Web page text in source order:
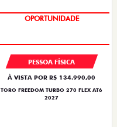
PESSOA FÍSICA
À VISTA POR R$ 134.990,00
TORO FREEDOM TURBO 270 FLEX AT6
2027